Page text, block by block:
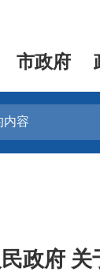
市政府
政府